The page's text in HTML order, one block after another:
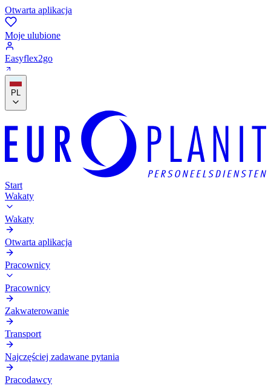
Otwarta aplikacja
Moje ulubione
Easyflex2go
PL
Start
Wakaty
Wakaty
Otwarta aplikacja
Pracownicy
Pracownicy
Zakwaterowanie
Transport
Najczęściej zadawane pytania
Pracodawcy